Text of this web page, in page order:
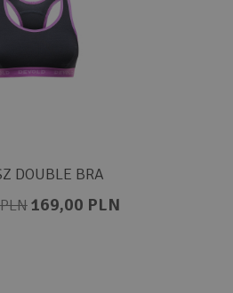
DOUBLE BRA
169,00 PLN